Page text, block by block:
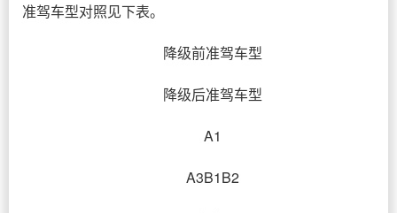
准驾车型对照见下表。
降级前准驾车型
降级后准驾车型
A1
A3B1B2